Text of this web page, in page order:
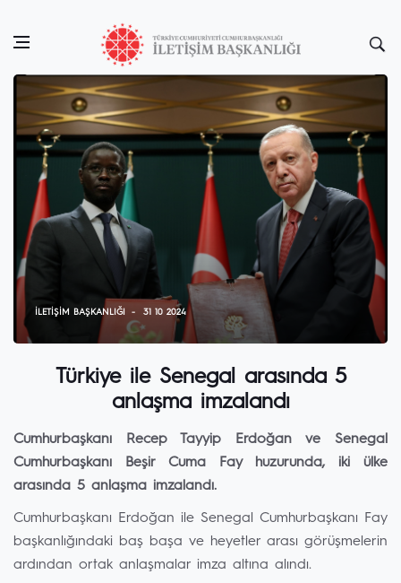
İLETIŞIM BAŞKANLIĞI 31 10 2024
Türkiye ile Senegal arasında 5
anlaşma imzalandı
Cumhurbaşkanı Recep Tayyip Erdoğan ve Senegal
Cumhurbaşkanı Beşir Cuma Fay huzurunda, iki ülke
arasında 5 anlaşma imzalandı.
Cumhurbaşkanı Erdoğan ile Senegal Cumhurbaşkanı Fay
başkanlığındaki baş başa ve heyetler arası görüşmelerin
ardından ortak anlaşmalar imza altına alındı.